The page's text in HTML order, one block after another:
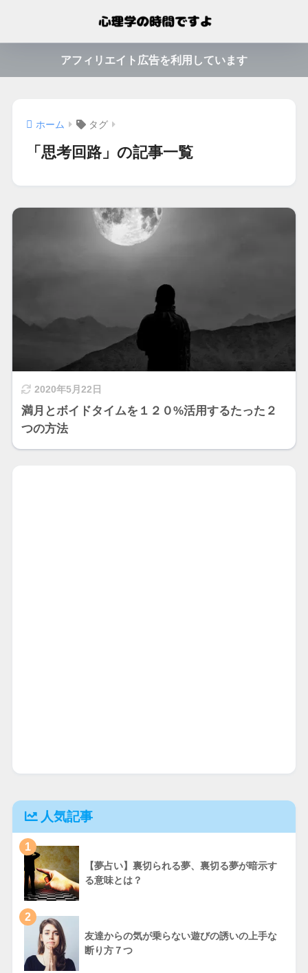
アフィリエイト広告を利用しています
ホーム タグ
「思考回路」の記事一覧
2020年5月22日
満月とボイドタイムを１２０%活用するたった２
つの方法
人気記事
1
【夢占い】裏切られる夢、裏切る夢が暗示す
る意味とは？
2
友達からの気が乗らない遊びの誘いの上手な
断り方７つ